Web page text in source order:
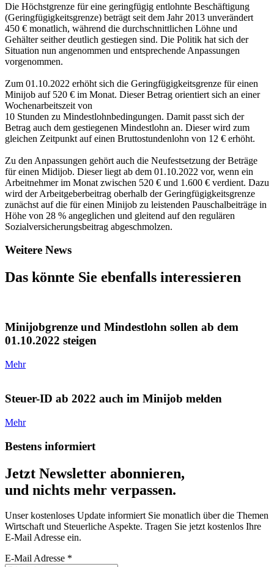
Die Höchstgrenze für eine geringfügig entlohnte Beschäftigung
(Geringfügigkeitsgrenze) beträgt seit dem Jahr 2013 unverändert
450 € monatlich, während die durchschnittlichen Löhne und
Gehälter seither deutlich gestiegen sind. Die Politik hat sich der
Situation nun angenommen und entsprechende Anpassungen
vorgenommen.
Zum 01.10.2022 erhöht sich die Geringfügigkeitsgrenze für einen
Minijob auf 520 € im Monat. Dieser Betrag orientiert sich an einer
Wochenarbeitszeit von
10 Stunden zu Mindestlohnbedingungen. Damit passt sich der
Betrag auch dem gestiegenen Mindestlohn an. Dieser wird zum
gleichen Zeitpunkt auf einen Bruttostundenlohn von 12 € erhöht.
Zu den Anpassungen gehört auch die Neufestsetzung der Beträge
für einen Midijob. Dieser liegt ab dem 01.10.2022 vor, wenn ein
Arbeitnehmer im Monat zwischen 520 € und 1.600 € verdient. Dazu
wird der Arbeitgeberbeitrag oberhalb der Geringfügigkeitsgrenze
zunächst auf die für einen Minijob zu leistenden Pauschalbeiträge in
Höhe von 28 % angeglichen und gleitend auf den regulären
Sozialversicherungsbeitrag abgeschmolzen.
Weitere News
Das könnte Sie ebenfalls interessieren
Minijobgrenze und Mindestlohn sollen ab dem
01.10.2022 steigen
Mehr
Steuer-ID ab 2022 auch im Minijob melden
Mehr
Bestens informiert
Jetzt Newsletter abonnieren,
und nichts mehr verpassen.
Unser kostenloses Update informiert Sie monatlich über die Themen
Wirtschaft und Steuerliche Aspekte. Tragen Sie jetzt kostenlos Ihre
E-Mail Adresse ein.
E-Mail Adresse *